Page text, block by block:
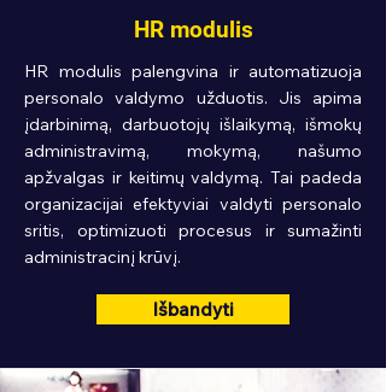
HR modulis
HR modulis palengvina ir automatizuoja
personalo valdymo užduotis. Jis apima
įdarbinimą, darbuotojų išlaikymą, išmokų
administravimą, mokymą, našumo
apžvalgas ir keitimų valdymą. Tai padeda
organizacijai efektyviai valdyti personalo
sritis, optimizuoti procesus ir sumažinti
administracinį krūvį.
Išbandyti